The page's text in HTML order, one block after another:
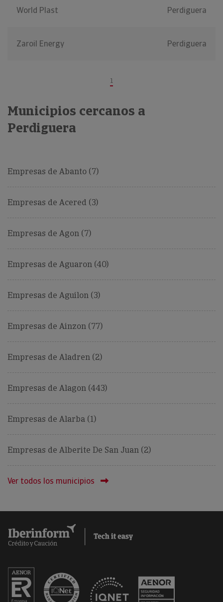
World Plast Perdiguera
Zaroil Energy Perdiguera
1
Municipios cercanos a
Perdiguera
Empresas de Abanto (7)
Empresas de Acered (3)
Empresas de Agon (7)
Empresas de Aguaron (40)
Empresas de Aguilon (3)
Empresas de Ainzon (77)
Empresas de Aladren (2)
Empresas de Alagon (443)
Empresas de Alarba (1)
Empresas de Alberite De San Juan (2)
Ver todos los municipios